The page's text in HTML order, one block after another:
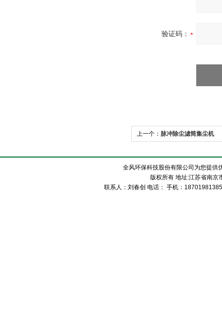
验证码：
上一个： 脉冲除尘滤筒集尘机
全风环保科技股份有限公司为您提供
版权所有 地址:江苏省南
联系人：刘春创 电话： 手机：